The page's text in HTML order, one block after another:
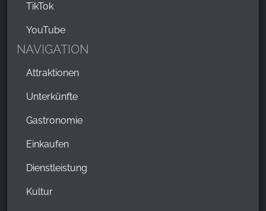
TikTok
YouTube
NAVIGATION
Attraktionen
Unterkünfte
Gastronomie
Einkaufen
Dienstleistung
Kultur